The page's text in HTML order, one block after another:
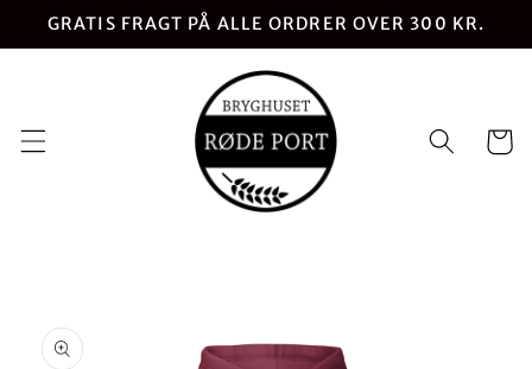
Gå til
GRATIS FRAGT PÅ ALLE ORDRER OVER 300 KR.